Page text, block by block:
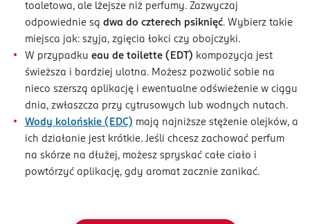
toaletowa, ale lżejsze niż perfumy. Zazwyczaj
odpowiednie są dwa do czterech psiknięć. Wybierz takie
miejsca jak: szyja, zgięcia łokci czy obojczyki.
W przypadku eau de toilette (EDT) kompozycja jest
świeższa i bardziej ulotna. Możesz pozwolić sobie na
nieco szerszą aplikację i ewentualne odświeżenie w ciągu
dnia, zwłaszcza przy cytrusowych lub wodnych nutach.
Wody kolońskie (EDC) mają najniższe stężenie olejków, a
ich działanie jest krótkie. Jeśli chcesz zachować perfum
na skórze na dłużej, możesz spryskać całe ciało i
powtórzyć aplikację, gdy aromat zacznie zanikać.